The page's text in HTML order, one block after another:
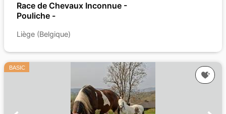
Race de Chevaux Inconnue -
Pouliche -
Liège (Belgique)
BASIC